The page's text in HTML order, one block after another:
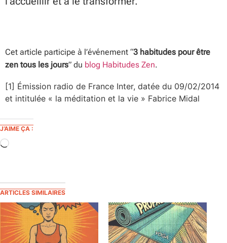
Cet article participe à l’événement “3 habitudes pour être
zen tous les jours” du blog Habitudes Zen.
[1] Émission radio de France Inter, datée du 09/02/2014
et intitulée « la méditation et la vie » Fabrice Midal
J’AIME ÇA :
ARTICLES SIMILAIRES